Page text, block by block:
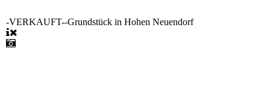
-VERKAUFT--Grundstück in Hohen Neuendorf